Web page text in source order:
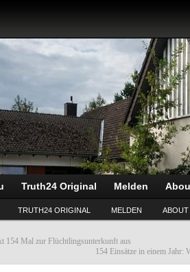
Truth24 Original Melden
TRUTH24 ORIGINAL MELDEN ABOUT
154 Mal zur Flüchtlingsunterkunft aus
154 Einsätze in einem Jahr: